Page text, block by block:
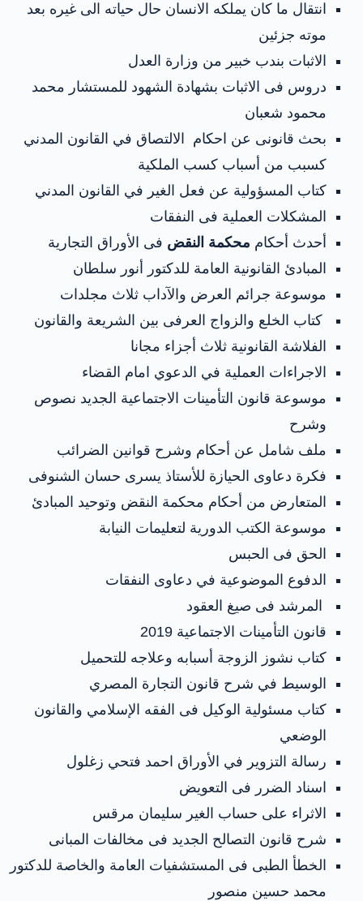
انتقال ما كان يملكه الانسان حال حياته الى غيره بعد
موته جزئين
الاثبات بندب خبير من وزارة العدل
دروس فى الاثبات بشهادة الشهود للمستشار محمد
محمود شعبان
بحث قانونى عن احكام الالتصاق في القانون المدني
كسبب من أسباب كسب الملكية
كتاب المسؤولية عن فعل الغير في القانون المدني
المشكلات العملية فى النفقات
أحدث أحكام محكمة النقض فى الأوراق التجارية
المبادئ القانونية العامة للدكتور أنور سلطان
موسوعة جرائم العرض والآداب ثلاث مجلدات
كتاب الخلع والزواج العرفى بين الشريعة والقانون
الفلاشة القانونية ثلاث أجزاء مجانا
الاجراءات العملية في الدعوي امام القضاء
موسوعة قانون التأمينات الاجتماعية الجديد نصوص
وشرح
ملف شامل عن أحكام وشرح قوانين الضرائب
فكرة دعاوى الحيازة للأستاذ يسرى حسان الشنوفى
المتعارض من أحكام محكمة النقض وتوحيد المبادئ
موسوعة الكتب الدورية لتعليمات النيابة
الحق فى الحبس
الدفوع الموضوعية في دعاوى النفقات
المرشد فى صيغ العقود
قانون التأمينات الاجتماعية 2019
كتاب نشوز الزوجة أسبابه وعلاجه للتحميل
الوسيط في شرح قانون التجارة المصري
كتاب مسئولية الوكيل فى الفقه الإسلامي والقانون
الوضعي
رسالة التزوير في الأوراق احمد فتحي زغلول
اسناد الضرر فى التعويض
الاثراء على حساب الغير سليمان مرقس
شرح قانون التصالح الجديد فى مخالفات المبانى
الخطأ الطبى فى المستشفيات العامة والخاصة للدكتور
محمد حسين منصور